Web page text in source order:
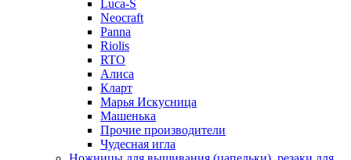
Luca-S
Neocraft
Panna
Riolis
RTO
Алиса
Кларт
Марья Искусница
Машенька
Прочие производители
Чудесная игла